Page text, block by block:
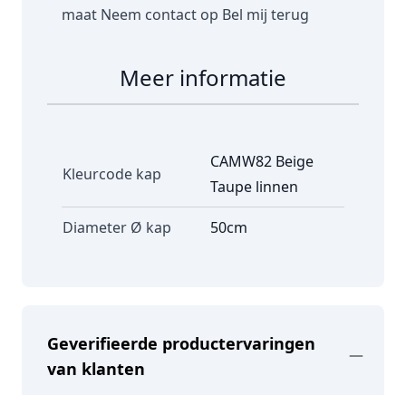
maat Neem contact op Bel mij terug
Meer informatie
Kleurcode kap
CAMW82 Beige
Taupe linnen
Diameter Ø kap 50cm
Geverifieerde productervaringen
van klanten